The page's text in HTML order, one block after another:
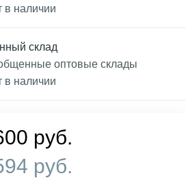
в наличии
склад
оптовые склады
в наличии
руб.
руб.